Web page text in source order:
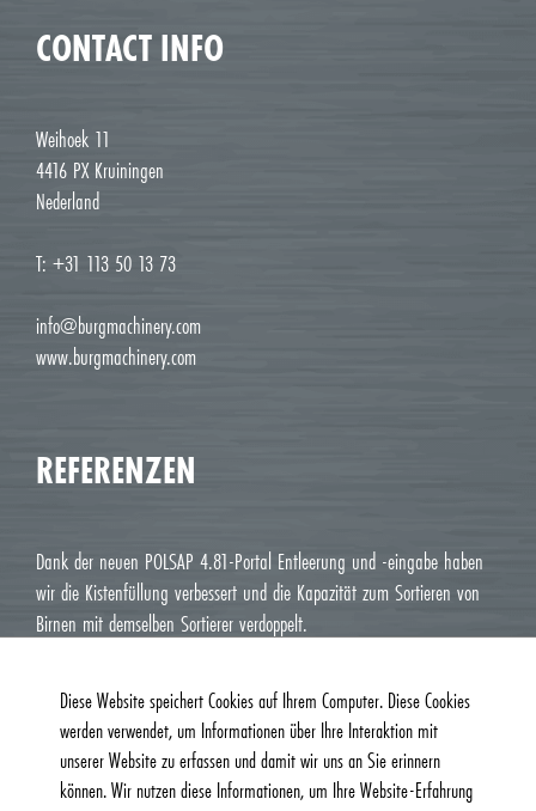
CONTACT INFO
Weihoek 11
4416 PX Kruiningen
Nederland
T: +31 113 50 13 73
info@burgmachinery.com
www.burgmachinery.com
REFERENZEN
Dank der neuen POLSAP 4.81-Portal Entleerung und -eingabe haben
wir die Kistenfüllung verbessert und die Kapazität zum Sortieren von
Birnen mit demselben Sortierer verdoppelt.
Diese Website speichert Cookies auf Ihrem Computer. Diese Cookies
werden verwendet, um Informationen über Ihre Interaktion mit
unserer Website zu erfassen und damit wir uns an Sie erinnern
können. Wir nutzen diese Informationen, um Ihre Website-Erfahrung